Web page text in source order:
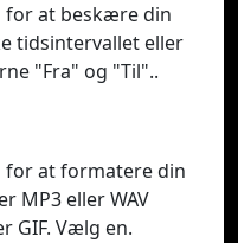
for at beskære din
tidsintervallet eller
"Fra" og "Til"..
for at formatere din
MP3 eller WAV
GIF. Vælg en.